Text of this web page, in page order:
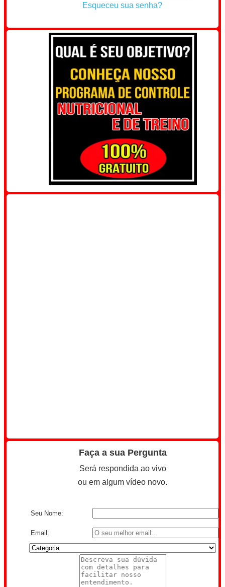
Esqueceu sua senha?
Faça a sua Pergunta
Será respondida ao vivo
ou em algum vídeo novo.
Seu Nome:
Email: